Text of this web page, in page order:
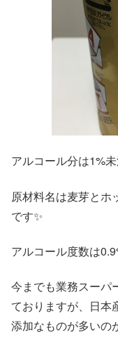
アルコール分は1%未
原材料名は麦芽とホ
です✨
アルコール度数は
今までも業務スーパ
ておりますが、日本
添加なものが多いの